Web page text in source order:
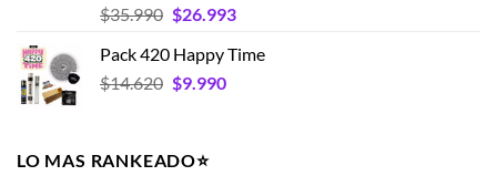
$19.593
Valorado
con
de 5
$35.990 El
original
era:
$26.993El
actual
Pack 420 Happy Time
$14.620 El
era:
$14.620.
$9.990El
LO MAS RANKEADO⭐️